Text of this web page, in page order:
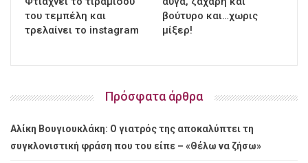
του τεμπέλη και
τρελαίνει το instagram
βούτυρο και…χωρις
μίξερ!
Πρόσφατα άρθρα
Αλίκη Βουγιουκλάκη: Ο γιατρός της αποκαλύπτει τη
συγκλονιστική φράση που του είπε – «Θέλω να ζήσω»